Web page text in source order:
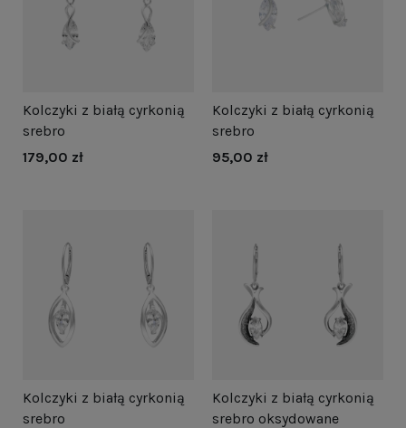
Kolczyki z białą cyrkonią
srebro
179,00 zł
Kolczyki z białą cyrkonią
srebro
95,00 zł
Kolczyki z białą cyrkonią
srebro
Kolczyki z białą cyrkonią
srebro oksydowane